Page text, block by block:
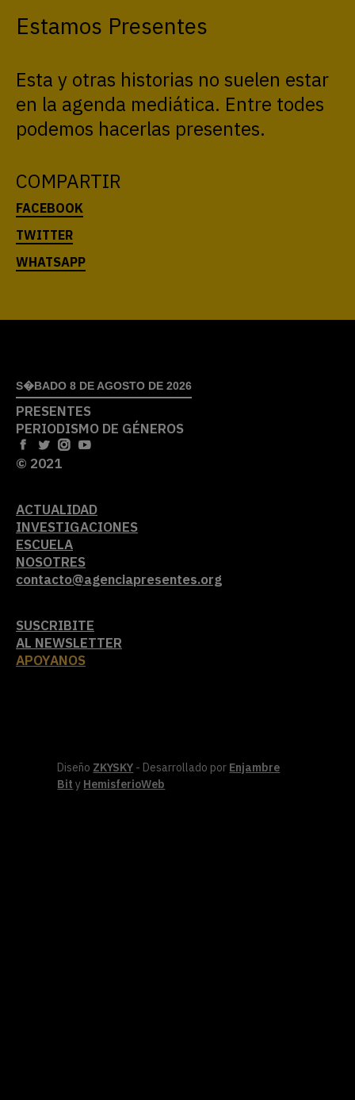
Estamos Presentes
Esta y otras historias no suelen estar
en la agenda mediática. Entre todes
podemos hacerlas presentes.
COMPARTIR
S�BADO 8 DE AGOSTO DE 2026
PRESENTES
PERIODISMO DE GÉNEROS
© 2021
ACTUALIDAD
INVESTIGACIONES
ESCUELA
NOSOTRES
contacto@agenciapresentes.org
SUSCRIBITE
AL NEWSLETTER
APOYANOS
Diseño ZKYSKY - Desarrollado por Enjambre
Bit y HemisferioWeb